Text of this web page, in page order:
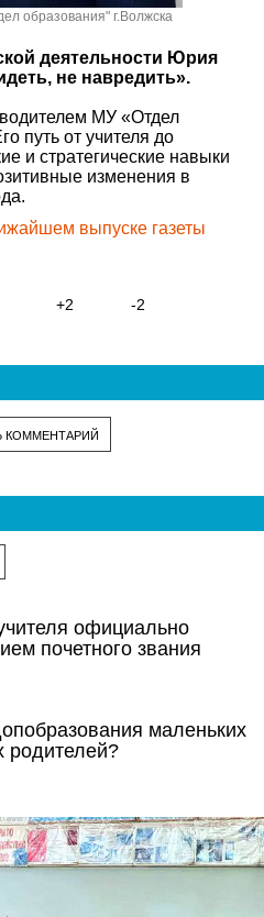
образования" г.Волжска
деятельности Юрия
не навредить».
МУ «Отдел
путь от учителя до
и стратегические навыки
изменения в
выпуске газеты
+2 -2
КОММЕНТАРИЙ
официально
почетного звания
маленьких